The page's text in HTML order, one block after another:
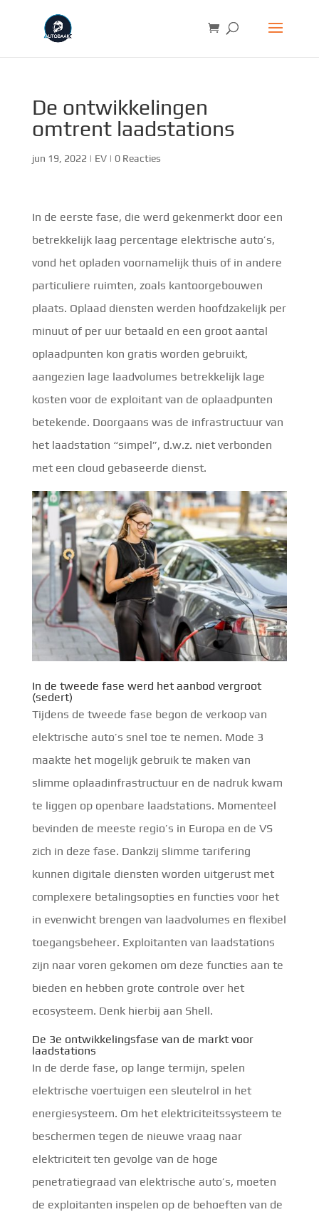
De ontwikkelingen
omtrent laadstations
jun 19, 2022 | EV| 0 Reacties
In de eerste fase, die werd gekenmerkt door een
betrekkelijk laag percentage elektrische auto’s,
vond het opladen voornamelijk thuis of in andere
particuliere ruimten, zoals kantoorgebouwen
plaats. Oplaad diensten werden hoofdzakelijk per
minuut of per uur betaald en een groot aantal
oplaadpunten kon gratis worden gebruikt,
aangezien lage laadvolumes betrekkelijk lage
kosten voor de exploitant van de oplaadpunten
betekende. Doorgaans was de infrastructuur van
het laadstation “simpel”, d.w.z. niet verbonden
met een cloud gebaseerde dienst.
In de tweede fase werd het aanbod vergroot
(sedert)
Tijdens de tweede fase begon de verkoop van
elektrische auto’s snel toe te nemen. Mode 3
maakte het mogelijk gebruik te maken van
slimme oplaadinfrastructuur en de nadruk kwam
te liggen op openbare laadstations. Momenteel
bevinden de meeste regio’s in Europa en de VS
zich in deze fase. Dankzij slimme tarifering
kunnen digitale diensten worden uitgerust met
complexere betalingsopties en functies voor het
in evenwicht brengen van laadvolumes en flexibel
toegangsbeheer. Exploitanten van laadstations
zijn naar voren gekomen om deze functies aan te
bieden en hebben grote controle over het
ecosysteem. Denk hierbij aan Shell.
De 3e ontwikkelingsfase van de markt voor
laadstations
In de derde fase, op lange termijn, spelen
elektrische voertuigen een sleutelrol in het
energiesysteem. Om het elektriciteitssysteem te
beschermen tegen de nieuwe vraag naar
elektriciteit ten gevolge van de hoge
penetratiegraad van elektrische auto’s, moeten
de exploitanten inspelen op de behoeften van de